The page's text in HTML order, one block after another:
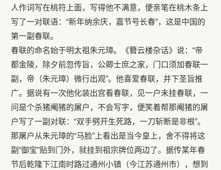
人作词写在桃符上面，写得他不满意，便亲笔在桃木条上
写了一对联语：“新年纳余庆，嘉节号长春”，这是中国的
第一副春联。
春联的命名始于明太祖朱元璋。《簪云楼杂话》说：“帝
都金陵，除夕前忽传旨，公卿士庶之家，门口须加春联一
副，帝（朱元璋）微行出观”。他喜爱春联，并下圣旨推
广。据说有一次他化装出宫看春联，见一户未挂春联，一
问是个杀猪阉猪的屠户，不会写字，便笑着帮那阉猪的屠
户写了一副对联：“双手劈开生死路，一刀斩断是非根”。
那屠户从朱元璋的“马脸”上看出是当今皇上，舍不得将这
副“御宝”贴到门外，就挂到祖宗牌位两边了。据传某年春
节后乾隆下江南时路过通州小镇（今江苏通州市），想到